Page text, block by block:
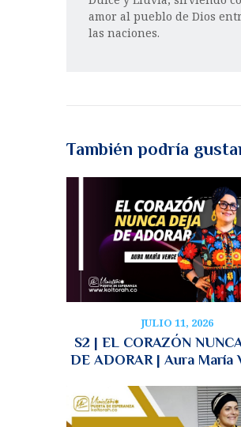
amor al pueblo de Dios
las naciones.
También podría
JULIO 11, 2026
S2 | EL CORAZÓN
DE ADORAR | Aura María